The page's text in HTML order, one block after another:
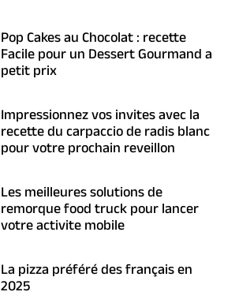
Pop Cakes au Chocolat : recette
Facile pour un Dessert Gourmand a
petit prix
Impressionnez vos invites avec la
recette du carpaccio de radis blanc
pour votre prochain reveillon
Les meilleures solutions de
remorque food truck pour lancer
votre activite mobile
La pizza préféré des français en
2025